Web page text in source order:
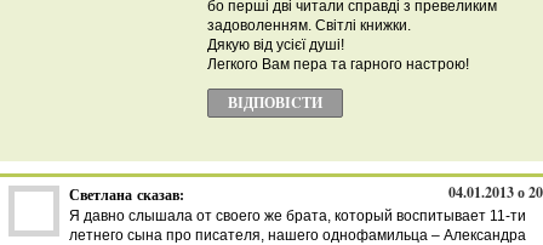
бо перші дві читали справді з превеликим
задоволенням. Світлі книжки.
Дякую від усієї душі!
Легкого Вам пера та гарного настрою!
ВІДПОВІCТИ
Светлана сказав: 04.01.2013 о
Я давно слышала от своего же брата, который воспитывает 11-ти
летнего сына про писателя, нашего однофамильца – Александра